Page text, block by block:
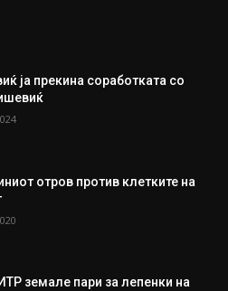
ја прекина соработката со
отров против клетките на
земале пари за лепенки на